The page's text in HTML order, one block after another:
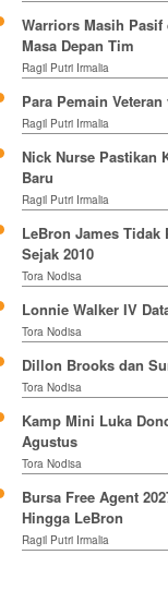
Warriors Masih
Masa Depan Tim
Ragil Putri Irmalia
Para Pemain
Ragil Putri Irmalia
Nick Nurse Pastikan
Baru
Ragil Putri Irmalia
LeBron James Tidak
Sejak 2010
Tora Nodisa
Lonnie Walker IV
Tora Nodisa
Dillon Brooks dan
Tora Nodisa
Kamp Mini Luka
Agustus
Tora Nodisa
Bursa Free Agent
Hingga LeBron
Ragil Putri Irmalia